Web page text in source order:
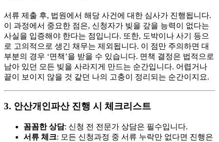
서류 제출 후, 법원에서 해당 사건에 대한 심사가 진행됩니다.
이 과정에서 중요한 점은, 신청자가 빚을 갚을 능력이 없다는
사실을 입증해야 한다는 점입니다. 또한, 도박이나 사기 등으
로 고의적으로 생긴 채무는 제외됩니다. 이 점만 주의하면 대
부분의 경우 ‘면책’을 받을 수 있습니다. 면책 결정은 법적으로
남아 있던 모든 빚을 사라지게 만드는 순간입니다. 어렵거나
끝이 보이지 않을 것 같던 나의 고충이 정리되는 순간이지요.
3. 안산개인파산 진행 시 체크리스트
꼼꼼한 상담: 신청 전 전문가 상담은 필수입니다.
서류 체크: 모든 신청과정 중 서류 누락만 없다면 진행은